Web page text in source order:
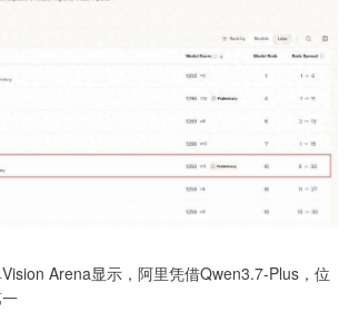
Arena显示，阿里凭借Qwen3.7-Plus，位